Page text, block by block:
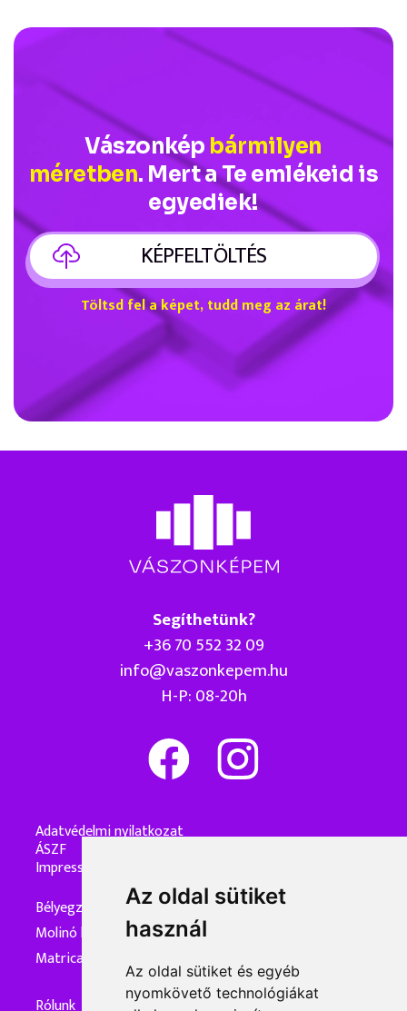
Az oldal sütiket
használ
Az oldal sütiket és egyéb
nyomkövető technológiákat
Vászonkép bármilyen
méretben. Mert a Te emlékeid is
egyediek!
KÉPFELTÖLTÉS
Töltsd fel a képet, tudd meg az árat!
Segíthetünk?
+36 70 552 32 09
info@vaszonkepem.hu
H-P: 08-20h
Bélyegzőkészítés
Molinó készítés
Matrica készítés
Adatvédelmi nyilatkozat
ÁSZF
Impresszum